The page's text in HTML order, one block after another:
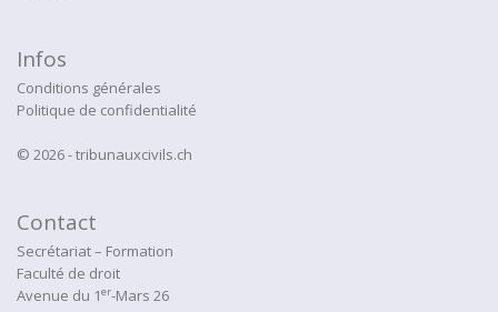
Infos
Conditions générales
Politique de confidentialité
© 2026 - tribunauxcivils.ch
Contact
Secrétariat – Formation
Faculté de droit
Avenue du 1er-Mars 26